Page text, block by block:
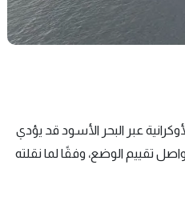
عبر البحر الأسود قد يؤدي
من 10 إلى 15%، لكنه أضاف أنه يواصل تقييم الوضع، وفقًا لما نقلته